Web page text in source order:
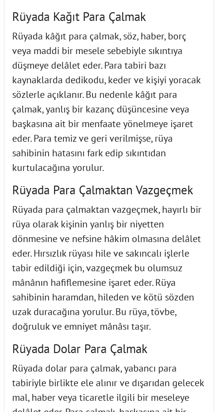
Rüyada Kağıt Para Çalmak
Rüyada kâğıt para çalmak, söz, haber, borç
veya maddi bir mesele sebebiyle sıkıntıya
düşmeye delâlet eder. Para tabiri bazı
kaynaklarda dedikodu, keder ve kişiyi yoracak
sözlerle açıklanır. Bu nedenle kâğıt para
çalmak, yanlış bir kazanç düşüncesine veya
başkasına ait bir menfaate yönelmeye işaret
eder. Para temiz ve geri verilmişse, rüya
sahibinin hatasını fark edip sıkıntıdan
kurtulacağına yorulur.
Rüyada Para Çalmaktan Vazgeçmek
Rüyada para çalmaktan vazgeçmek, hayırlı bir
rüya olarak kişinin yanlış bir niyetten
dönmesine ve nefsine hâkim olmasına delâlet
eder. Hırsızlık rüyası hile ve sakıncalı işlerle
tabir edildiği için, vazgeçmek bu olumsuz
mânânın hafiflemesine işaret eder. Rüya
sahibinin haramdan, hileden ve kötü sözden
uzak duracağına yorulur. Bu rüya, tövbe,
doğruluk ve emniyet mânâsı taşır.
Rüyada Dolar Para Çalmak
Rüyada dolar para çalmak, yabancı para
tabiriyle birlikte ele alınır ve dışarıdan gelecek
mal, haber veya ticaretle ilgili bir meseleye